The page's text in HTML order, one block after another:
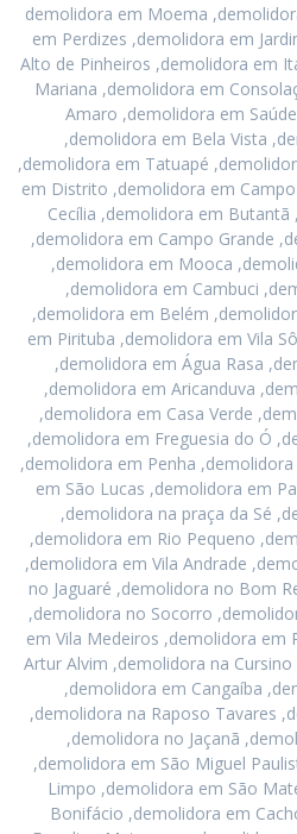
demolidora em Moema
em Perdizes ,demolidora em
Alto de Pinheiros ,demolidora em
Mariana ,demolidora em
Amaro ,demolidora em
,demolidora em Bela Vista
,demolidora em Tatuapé
em Distrito ,demolidora em
Cecília ,demolidora em
,demolidora em Campo Grande
,demolidora em Mooca
,demolidora em Cambuci
,demolidora em Belém
em Pirituba ,demolidora em Vila
,demolidora em Água Rasa
,demolidora em Aricanduva
,demolidora em Casa Verde
,demolidora em Freguesia do Ó
,demolidora em Penha
em São Lucas ,demolidora em
,demolidora na praça da Sé
,demolidora em Rio Pequeno
,demolidora em Vila Andrade
no Jaguaré ,demolidora no Bom
,demolidora no Socorro
em Vila Medeiros ,demolidora em
Artur Alvim ,demolidora na
,demolidora em Cangaíba
,demolidora na Raposo Tavares
,demolidora no Jaçanã
,demolidora em São Miguel
Limpo ,demolidora em São
Bonifácio ,demolidora em